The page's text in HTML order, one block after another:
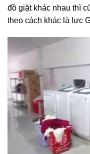
đồ giặt khác nhau thì
theo cách khác là lực